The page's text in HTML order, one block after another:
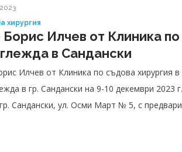
хирургия
Илчев от Клиника по
в Сандански
Илчев от Клиника по съдова
гр. Сандански на 9-10 декември 2023 г. Прегледите ще се извършват в МДЛ „Мед-
Сандански, ул. Осми Март № 5, с